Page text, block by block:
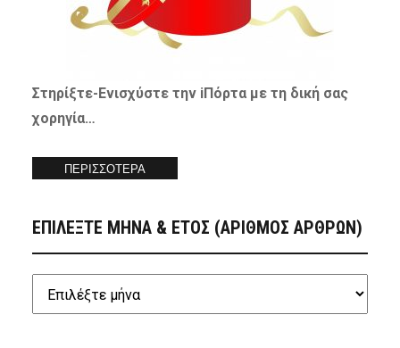
Στηρίξτε-Ενισχύστετην iΠόρτα με τη δική σας
χορηγία…
ΠΕΡΙΣΣΟΤΕΡΑ
ΕΠΙΛΕΞΤΕ ΜΗΝΑ & ΕΤΟΣ (ΑΡΙΘΜΟΣ ΑΡΘΡΩΝ)